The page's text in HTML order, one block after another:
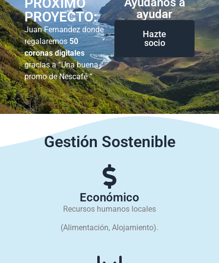
PRÓXIMO
PROYECTO:
Juan Fernandez donde
regalaremos 50
coronas digitales
gracias a “Una buena
promo de Nescafé “
ayudar
Hazte
socio
Gestión Sostenible
Económico
Recursos humanos locales
(Alimentación, Alojamiento).